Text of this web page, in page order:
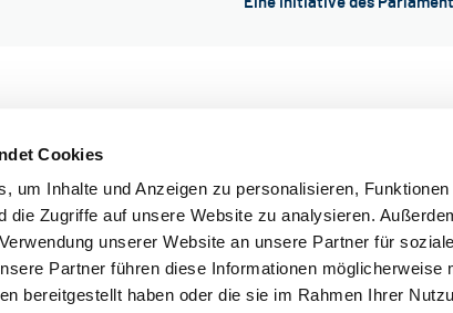
Cookies
um Inhalte und Anzeigen zu personalisieren,
die Zugriffe auf unsere Website zu analysieren.
unserer Website an unsere Partner für
Partner führen diese Informationen möglicherweise
bereitgestellt haben oder die sie im Rahmen Ihrer